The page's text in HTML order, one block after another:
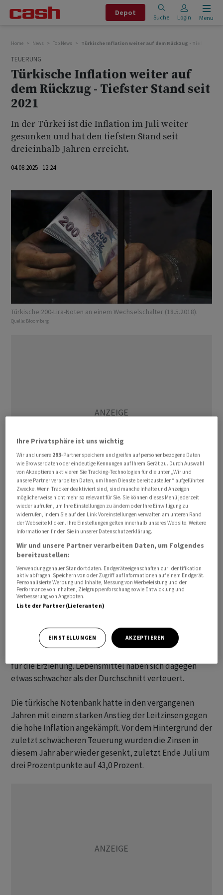
Depot
Suche Login Menu
Home News Top News Türkische Inflation weiter auf dem Rückzug - Tiefster
TEUERUNG
Türkische Inflation weiter auf
dem Rückzug - Tiefster Stand seit
2021
In der Türkei ist die Inflation im Juli weiter
gesunken und hat den tiefsten Stand seit
dreieinhalb Jahren erreicht.
04.08.2025 12:24
Türkische 200-Lira-Noten an einem Wechselschalter (18.5.2018).
Quelle: Bloomberg
Im Jahresvergleich stiegen die Verbraucherpreise um
33,5 Prozent, wie das Statistikamt am Montag in Ankara
mitteilte. Das ist die geringste Jahresrate seit Ende
2021. In den vergangenen Jahren hatte sich das Leben in
der Türkei stark verteuert, zeitweise war die
Inflationsrate auf über 80 Prozent gestiegen.
Im Juni hatte die türkische Teuerung noch etwas höher
bei 35,1 Prozent gelegen. Analysten waren von einem
aber eine etwas höhere Jahresrate von 34,1 Prozent
erwartet. Stärkste Preistreiber sind nach Angaben der
für die Erziehung. Lebensmittel haben sich dagegen
etwas schwächer als der Durchschnitt verteuert.
Die türkische Notenbank hatte in den vergangenen
Jahren mit einem starken Anstieg der Leitzinsen gegen
die hohe Inflation angekämpft. Vor dem Hintergrund der
zuletzt schwächeren Teuerung wurden die Zinsen in
diesem Jahr aber wieder gesenkt, zuletzt Ende Juli um
drei Prozentpunkte auf 43,0 Prozent.
Ihre Privatsphäre ist uns wichtig
Wir und unsere 293-Partner speichern und greifen auf personenbezogene Daten
wie Browserdaten oder eindeutige Kennungen auf Ihrem Gerät zu. Durch Auswahl
von Akzeptieren aktivieren Sie Tracking-Technologien für die unter „Wir und
unsere Partner verarbeiten Daten, um Ihnen Dienste bereitzustellen“ aufgeführten
Zwecke. Wenn Tracker deaktiviert sind, sind manche Inhalte und Anzeigen
möglicherweise nicht mehr so relevant für Sie. Sie können dieses Menü jederzeit
wieder aufrufen, um Ihre Einstellungen zu ändern oder Ihre Einwilligung zu
widerrufen, indem Sie auf den Link Voreinstellungen verwalten am unteren Rand
der Webseite klicken. Ihre Einstellungen gelten innerhalb unseres Website. Weitere
Informationen finden Sie in unserer Datenschutzerklärung.
Wir und unsere Partner verarbeiten Daten, um Folgendes
bereitzustellen:
Verwendung genauer Standortdaten. Endgeräteeigenschaften zur Identifikation
aktiv abfragen. Speichern von oder Zugriff auf Informationen auf einem Endgerät.
Personalisierte Werbung und Inhalte, Messung von Werbeleistung und der
Performance von Inhalten, Zielgruppenforschung sowie Entwicklung und
Verbesserung von Angeboten.
Liste der Partner (Lieferanten)
EINSTELLUNGEN AKZEPTIEREN